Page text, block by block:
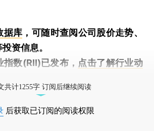
据库 ，可随时查阅公司股价走势、
资信息。
数(RII)已发布， 点击了解行业动
共计1255字 订阅后继续阅读
后获取已订阅的阅读权限